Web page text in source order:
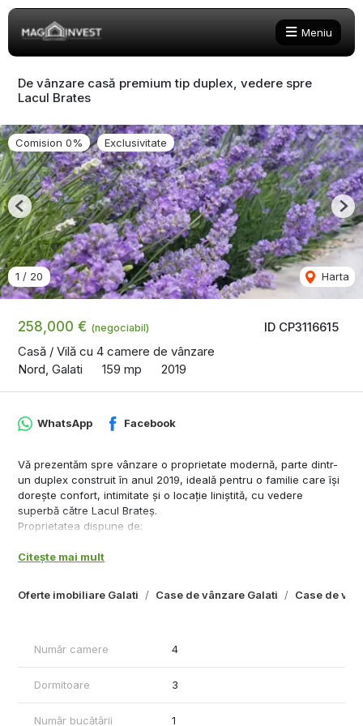
Meniu
De vânzare casă premium tip duplex, vedere spre
Lacul Brates
ID CP3116615
258,000 € (negociabil)
Casă / Vilă cu 4 camere de vânzare
Nord, Galati
159 mp 2019
Comision 0% Exclusivitate
1 / 20 Harta
Previous
Oferte imobiliare Galati Case de vânzare Galati Case de
WhatsApp Facebook
Vă prezentăm spre vânzare o proprietate modernă, parte dintr-
un duplex construit în anul 2019, ideală pentru o familie care își
dorește confort, intimitate și o locație liniștită, cu vedere
superbă către Lacul Brateș.
Proprietatea dispune de:
• suprafață totală construită: 159 mp
Compartimentare eficientă și funcțională:
- Parter:
• bucătărie închisă
• grup sanitar
• spațiu pentru depozitare
Citește mai mult
Număr camere 4
Dormitoare 3
Număr bucătării 1